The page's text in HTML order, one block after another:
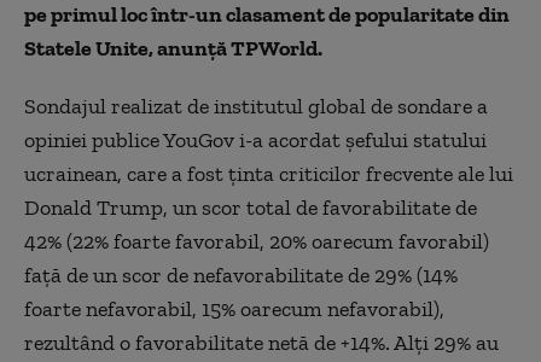
pe primul loc într-un clasament de popularitate din
Statele Unite, anunță TPWorld.
Sondajul realizat de institutul global de sondare a
opiniei publice YouGov i-a acordat șefului statului
ucrainean, care a fost ținta criticilor frecvente ale lui
Donald Trump, un scor total de favorabilitate de
42% (22% foarte favorabil, 20% oarecum favorabil)
față de un scor de nefavorabilitate de 29% (14%
foarte nefavorabil, 15% oarecum nefavorabil),
rezultând o favorabilitate netă de +14%. Alți 29% au